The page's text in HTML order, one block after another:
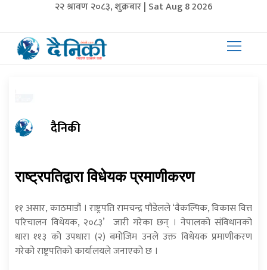
२२ श्रावण २०८३, शुक्रबार | Sat Aug 8 2026
दैनिकी
राष्ट्रपतिद्वारा विधेयक प्रमाणीकरण
११ असार, काठमाडौं । राष्ट्रपति रामचन्द्र पौडेलले ‘वैकल्पिक, विकास वित्त
परिचालन विधेयक, २०८३’ जारी गरेका छन् । नेपालको संविधानको
धारा ११३ को उपधारा (२) बमोजिम उनले उक्त विधेयक प्रमाणीकरण
गरेको राष्ट्रपतिको कार्यालयले जनाएको छ ।